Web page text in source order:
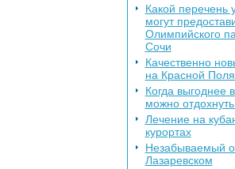
Какой перечень
могут
Олимпийского
Сочи
Качественно
на Красной
Когда выгоднее
можно
Лечение на
курортах
Незабываемый
Лазаревском